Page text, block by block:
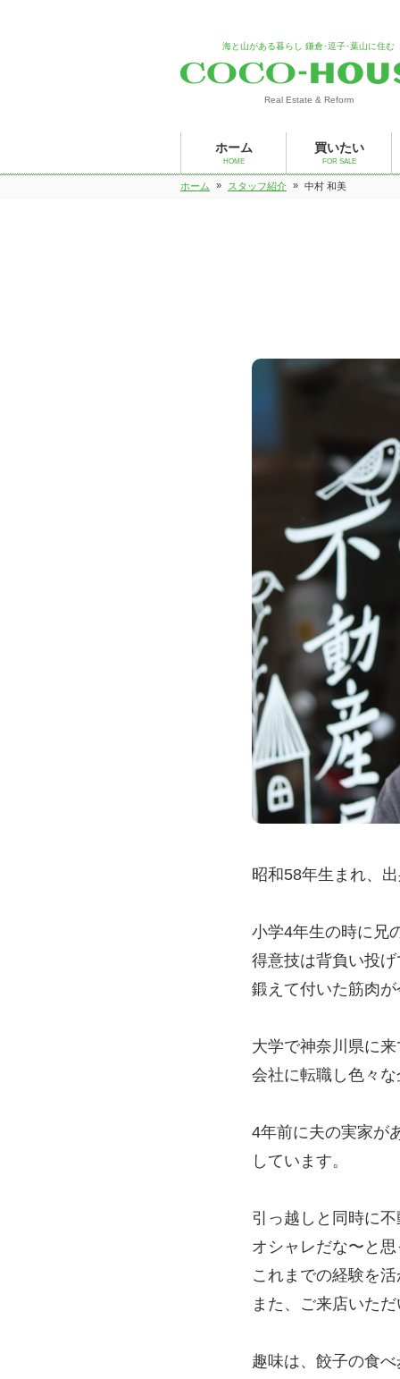
海と山がある暮らし 鎌倉･逗子･葉山に住む
Real Estate & Reform
ホーム
HOME
買いたい
FOR SALE
ホーム » スタッフ紹介 » 中村 和美
昭和58年生まれ、
小学4年生の時に兄
得意技は背負い投
鍛えて付いた筋肉
大学で神奈川県に
会社に転職し色々
4年前に夫の実家が
しています。
引っ越しと同時に
オシャレだな〜と
これまでの経験を
また、ご来店いた
趣味は、餃子の食